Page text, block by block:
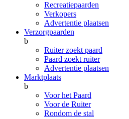
Recreatiepaarden
Verkopers
Advertentie plaatsen
Verzorgpaarden
b
Ruiter zoekt paard
Paard zoekt ruiter
Advertentie plaatsen
Marktplaats
b
Voor het Paard
Voor de Ruiter
Rondom de stal